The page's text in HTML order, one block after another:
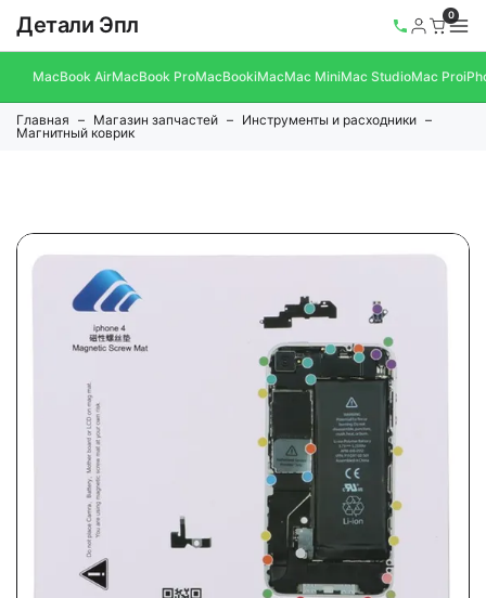
Детали Эпл 0
MacBook AirMacBook ProMacBookiMacMac MiniMac StudioMac Pro
Главная Магазин запчастей
Инструменты и расходники
Магнитный коврик